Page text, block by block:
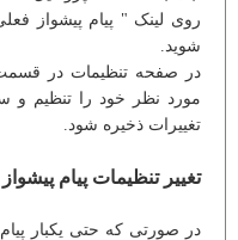
روی لینک " پیام پیشواز
شوید.
در صفحه تنظیمات در
مورد نظر خود را تنظیم و
تغییرات ذخیره شود.
تغییر تنظیمات پیام
در صورتی که حتی یکبار